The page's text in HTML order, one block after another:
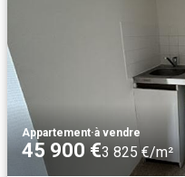
Appartement·à vendre
45 900 €3 825 €/m²